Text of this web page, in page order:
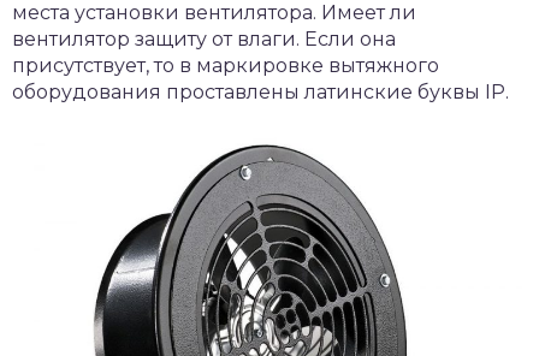
места установки вентилятора. Имеет ли
вентилятор защиту от влаги. Если она
присутствует, то в маркировке вытяжного
оборудования проставлены латинские буквы IP.